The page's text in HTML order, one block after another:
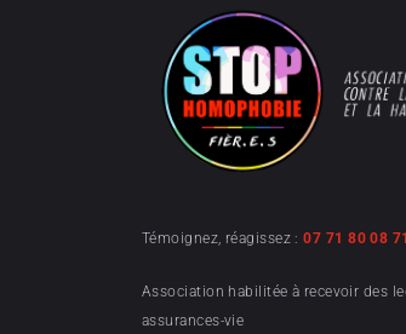
Témoignez, réagissez :07 71 80 08 71
Association habilitée à recevoir des
assurances-vie